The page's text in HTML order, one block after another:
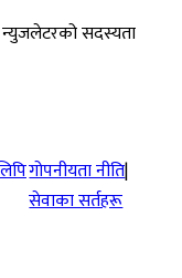
न्युजलेटरको सदस्यता
गोपनीयता नीति|
सेवाका सर्तहरू